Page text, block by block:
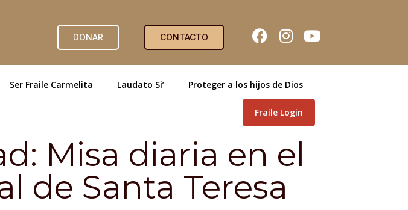
DONAR CONTACTO
Ser Fraile Carmelita Laudato Si’ Proteger a los hijos de Dios
Fraile Login
Misa diaria en el
de Santa Teresa